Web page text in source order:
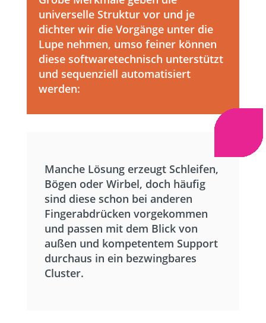
universelle Struktur vor und je
dichter wir die Vorgänge unter die
Lupe nehmen, umso feiner können
diese softwaretechnisch unterstützt
und sequenziell automatisiert
werden:
Manche Lösung erzeugt Schleifen,
Bögen oder Wirbel, doch häufig
sind diese schon bei anderen
Fingerabdrücken vorgekommen
und passen mit dem Blick von
außen und kompetentem Support
durchaus in ein bezwingbares
Cluster.